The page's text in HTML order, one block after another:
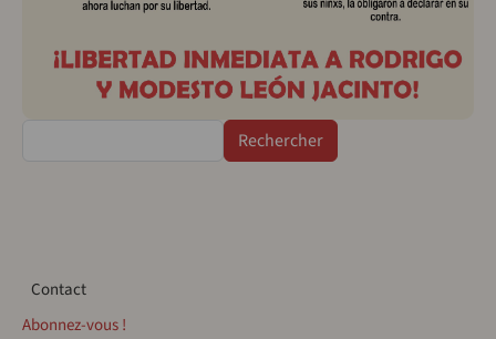
Contact
Contact
Abonnez-vous !